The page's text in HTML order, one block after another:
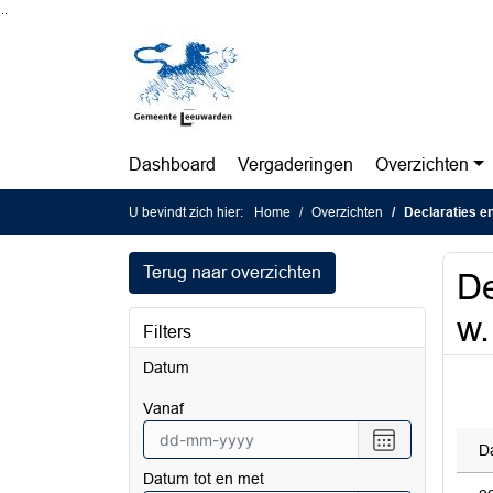
Dashboard Vergaderingen Overzichten
U bevindt zich hier: Home Overzichten Declaraties
Terug naar overzichten
Filters
Datum
vanaf
Selecteer
een
Datum tot en met
w.